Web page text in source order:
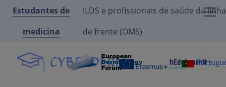
Estudantes de
medicina
ILDS e profissionais de saúde da linha
de frente (OMS)